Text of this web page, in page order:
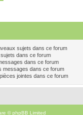
sujets dans ce forum
dans ce forum
dans ce forum
messages dans ce forum
jointes dans ce forum
© phpBB Limited